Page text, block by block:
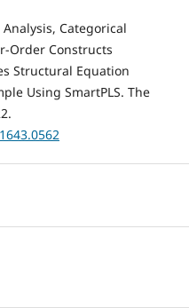
Categorical
Order Constructs
Structural Equation
Using SmartPLS. The